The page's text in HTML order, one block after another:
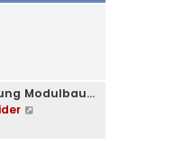
Modulbau…